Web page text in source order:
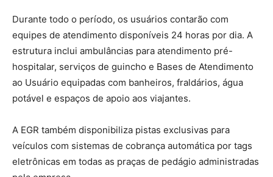
Durante todo o período, os usuários contarão com
equipes de atendimento disponíveis 24 horas por dia. A
estrutura inclui ambulâncias para atendimento pré-
hospitalar, serviços de guincho e Bases de Atendimento
ao Usuário equipadas com banheiros, fraldários, água
potável e espaços de apoio aos viajantes.
A EGR também disponibiliza pistas exclusivas para
veículos com sistemas de cobrança automática por tags
eletrônicas em todas as praças de pedágio administradas